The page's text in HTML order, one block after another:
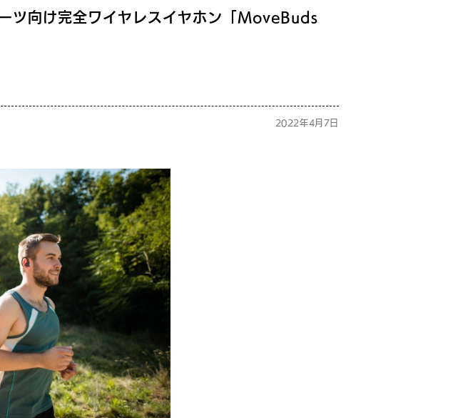
ツ向け完全ワイヤレスイヤホン「MoveBuds
2022年4月7日